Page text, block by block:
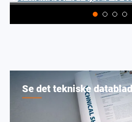
Se det tekniske datablad